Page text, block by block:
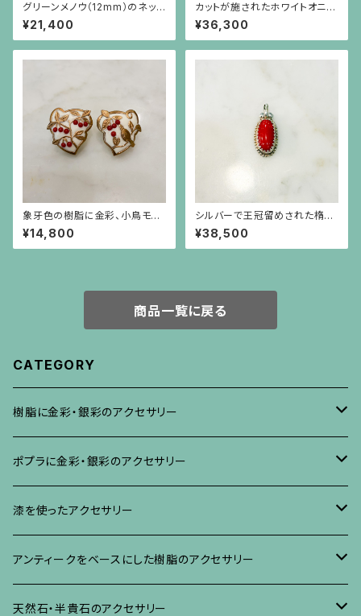
グリーンメノウ（12mm）のネック
レス
¥21,400
カットが施されたホワイトオニキ
スと円盤型の水晶、ロンデル、彫
りが施されたターコイズのロン
グネックレス
¥36,300
象牙色の樹脂に金彩、小鳥モチ
ーフに赤珊瑚色の実のイヤリン
グ
¥14,800
シルバーで王冠留めされた楕円
形の赤珊瑚、芥子パールのペン
ダント（チェーン別）
¥38,500
商品一覧に戻る
CATEGORY
樹脂に金彩・銀彩のアクセサリー
ブローチ
イヤリング・ピアス
ネックレス、その他
ポプラに金彩・銀彩のアクセサリー
ブローチ
イヤリング、ピアス
ネックレス、ペンダント
漆を使ったアクセサリー
ブローチ
イヤリング・ピアス
アンティークをベースにした樹脂のアクセサリー
ブローチ
天然石・半貴石のアクセサリー